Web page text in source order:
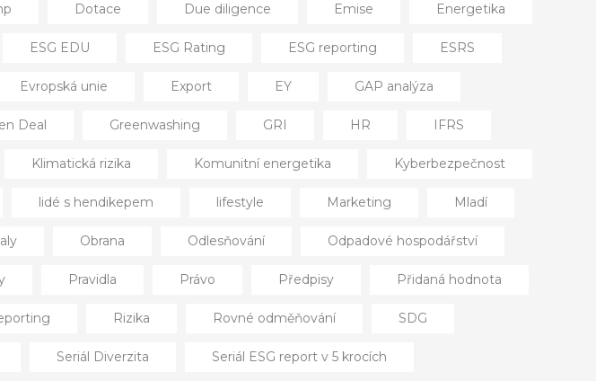
Dotace Due diligence Emise Energetika
ESG EDU ESG Rating ESG reporting ESRS
Evropská unie Export EY GAP analýza
Deal Greenwashing GRI HR IFRS
Klimatická rizika Komunitní energetika Kyberbezpečnost
lidé s hendikepem lifestyle Marketing Mladí
Obrana Odlesňování Odpadové hospodářství
Pravidla Právo Předpisy Přidaná hodnota
Rizika Rovné odměňování SDG
Seriál Diverzita Seriál ESG report v 5 krocích